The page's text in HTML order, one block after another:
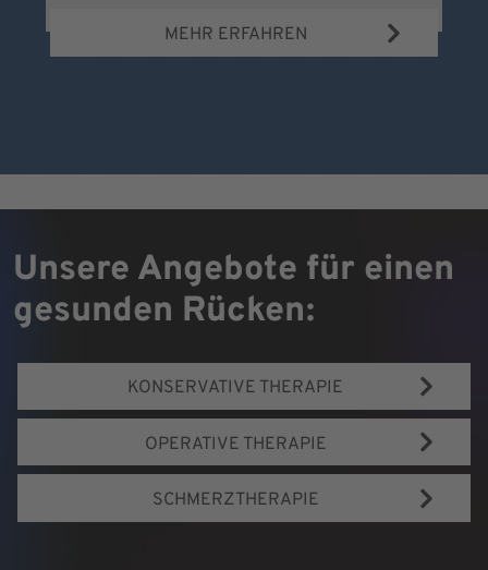
MEHR ERFAHREN
Unsere Angebote für einen
gesunden Rücken:
KONSERVATIVE THERAPIE
OPERATIVE THERAPIE
SCHMERZTHERAPIE